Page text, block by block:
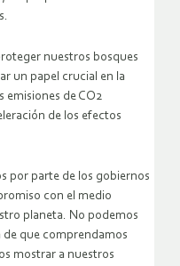
nuestros bosques
un papel crucial en la
emisiones de CO2
de los efectos
por parte de los gobiernos
con el medio
planeta. No podemos
de que comprendamos
mostrar a nuestros